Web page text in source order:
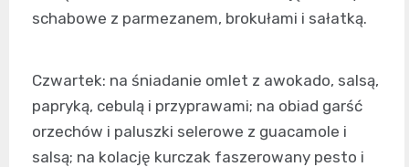
schabowe z parmezanem, brokułami i sałatką.
Czwartek: na śniadanie omlet z awokado, salsą,
papryką, cebulą i przyprawami; na obiad garść
orzechów i paluszki selerowe z guacamole i
salsą; na kolację kurczak faszerowany pesto i